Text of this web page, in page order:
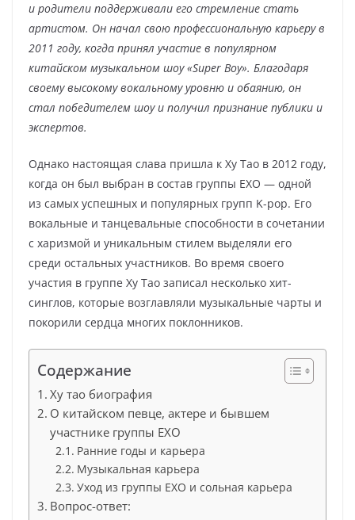
и родители поддерживали его стремление стать
артистом. Он начал свою профессиональную карьеру в
2011 году, когда принял участие в популярном
китайском музыкальном шоу «Super Boy». Благодаря
своему высокому вокальному уровню и обаянию, он
стал победителем шоу и получил признание публики и
экспертов.
Однако настоящая слава пришла к Ху Тао в 2012 году,
когда он был выбран в состав группы EXO — одной
из самых успешных и популярных групп K-pop. Его
вокальные и танцевальные способности в сочетании
с харизмой и уникальным стилем выделяли его
среди остальных участников. Во время своего
участия в группе Ху Тао записал несколько хит-
синглов, которые возглавляли музыкальные чарты и
покорили сердца многих поклонников.
Содержание
Ху тао биография
О китайском певце, актере и бывшем
участнике группы EXO
Ранние годы и карьера
Музыкальная карьера
Уход из группы EXO и сольная карьера
Вопрос-ответ: